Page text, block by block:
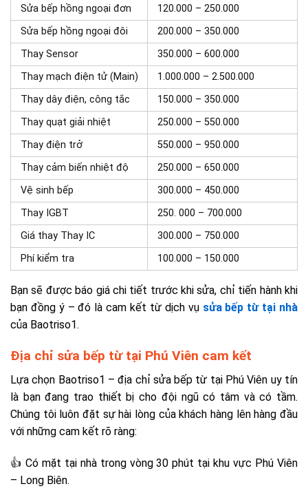
Sửa bếp hồng ngoại đơn
120.000 – 250.000
Sửa bếp hồng ngoại đôi
200.000 – 350.000
Thay Sensor
350.000 – 600.000
Thay mạch điện tử (Main)
1.000.000 – 2.500.000
Thay dây điện, công tắc
150.000 – 350.000
Thay quạt giải nhiệt
250.000 – 550.000
Thay điện trở
550.000 – 950.000
Thay cảm biến nhiệt độ
250.000 – 650.000
Vệ sinh bếp
300.000 – 450.000
Thay IGBT
250. 000 – 700.000
Giá thay Thay IC
300.000 – 750.000
Phí kiểm tra
100.000 – 150.000
Bạn sẽ được báo giá chi tiết trước khi sửa, chỉ tiến hành khi
bạn đồng ý – đó là cam kết từ dịch vụsửa bếp từ tại nhà
của Baotriso1.
Địa chỉ sửa bếp từ tại Phú Viên cam kết
Lựa chọn Baotriso1 – địa chỉ sửa bếp từ tại Phú Viên uy tín
là bạn đang trao thiết bị cho đội ngũ có tâm và có tầm.
Chúng tôi luôn đặt sự hài lòng của khách hàng lên hàng đầu
với những cam kết rõ ràng:
👍 Có mặt tại nhà trong vòng 30 phút tại khu vực Phú Viên
– Long Biên.